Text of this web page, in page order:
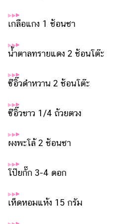
แม่
เด็ก
เลี้ยง
แอปฯ
คอร์ส
เรียน
เกลือแกง 1 ช้อนชา
น้ำตาลทรายแดง 2 ช้อนโต๊ะ
ซีอิ๊วดำหวาน 2 ช้อนโต๊ะ
ซีอิ๊วขาว 1/4 ถ้วยตวง
ผงพะโล้ 2 ช้อนชา
โป๊ยกั๊ก 3-4 ดอก
เห็ดหอมแห้ง 15 กรัม